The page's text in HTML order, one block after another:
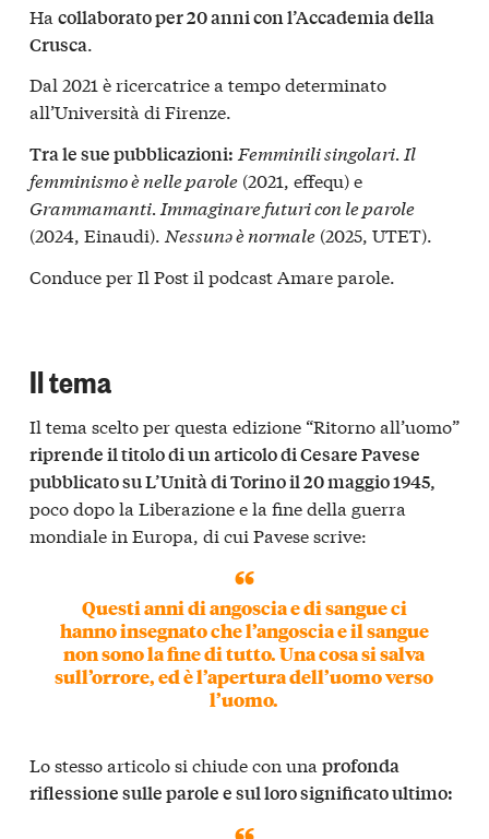
Ha collaborato per 20 anni con l’Accademia della
Crusca.
Dal 2021 è ricercatrice a tempo determinato
all’Università di Firenze.
Tra le sue pubblicazioni: Femminili singolari. Il
femminismo è nelle parole (2021, effequ) e
Grammamanti. Immaginare futuri con le parole
(2024, Einaudi). Nessunə è normale (2025, UTET).
Conduce per Il Post il podcast Amare parole.
Il tema
Il tema scelto per questa edizione “Ritorno all’uomo”
riprende il titolo di un articolo di Cesare Pavese
pubblicato su L’Unità di Torino il 20 maggio 1945,
poco dopo la Liberazione e la fine della guerra
mondiale in Europa, di cui Pavese scrive:
Questi anni di angoscia e di sangue ci
hanno insegnato che l’angoscia e il sangue
non sono la fine di tutto. Una cosa si salva
sull’orrore, ed è l’apertura dell’uomo verso
l’uomo.
Lo stesso articolo si chiude con una profonda
riflessione sulle parole e sul loro significato ultimo: